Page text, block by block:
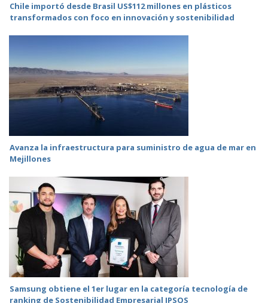
Chile importó desde Brasil US$112 millones en plásticos
transformados con foco en innovación y sostenibilidad
Avanza la infraestructura para suministro de agua de mar en
Mejillones
Samsung obtiene el 1er lugar en la categoría tecnología de
ranking de Sostenibilidad Empresarial IPSOS